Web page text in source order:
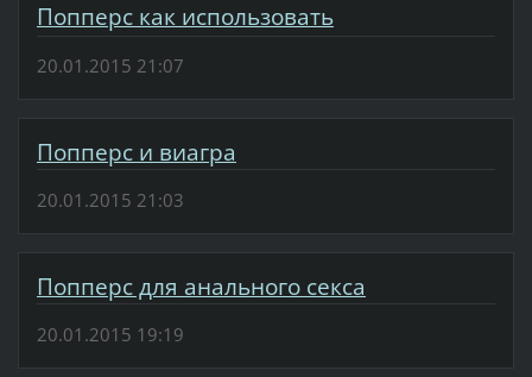
Попперс как использовать
20.01.2015 21:07
Попперс и виагра
20.01.2015 21:03
Попперс для анального секса
20.01.2015 19:19